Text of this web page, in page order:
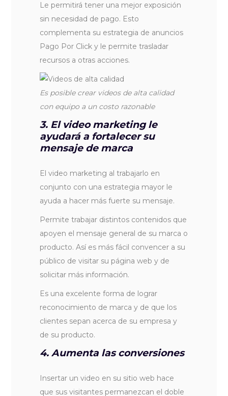
Le permitirá tener una mejor exposición
sin necesidad de pago. Esto
complementa su estrategia de anuncios
Pago Por Click y le permite trasladar
recursos a otras acciones.
Es posible crear videos de alta calidad
con equipo a un costo razonable
3. El video marketing le
ayudará a fortalecer su
mensaje de marca
El video marketing al trabajarlo en
conjunto con una estrategia mayor le
ayuda a hacer más fuerte su mensaje.
Permite trabajar distintos contenidos que
apoyen el mensaje general de su marca o
producto. Así es más fácil convencer a su
público de visitar su página web y de
solicitar más información.
Es una excelente forma de lograr
reconocimiento de marca y de que los
clientes sepan acerca de su empresa y
de su producto.
4. Aumenta las conversiones
Insertar un video en su sitio web hace
que sus visitantes permanezcan el doble